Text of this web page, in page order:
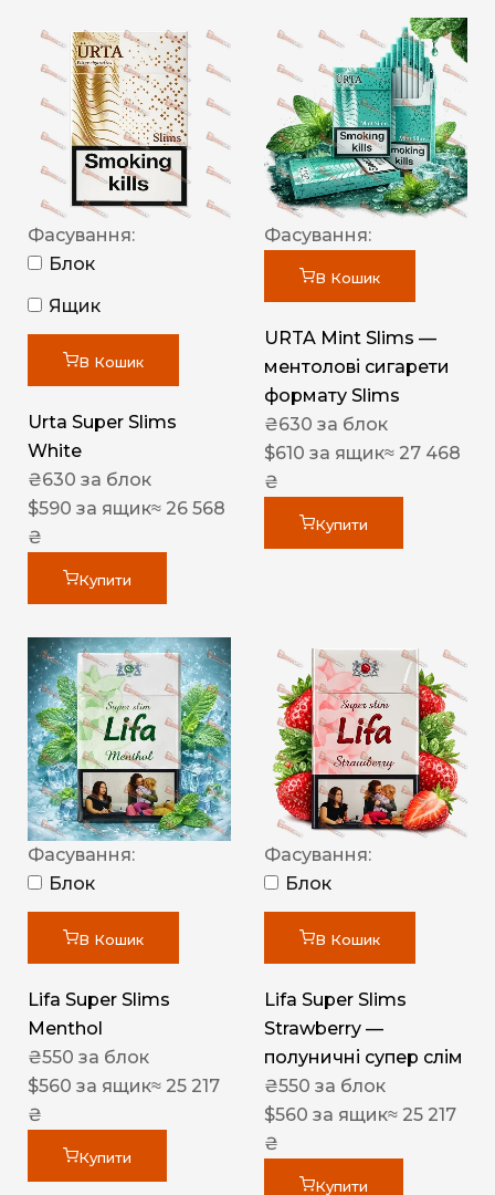
Фасування:
Блок
Ящик
В Кошик
Urta Super Slims
White
₴630 за блок
$590 за ящик≈ 26 568
₴
Купити
Фасування:
В Кошик
URTA Mint Slims —
ментолові сигарети
формату Slims
₴630 за блок
$610 за ящик≈ 27 468
₴
Купити
Фасування:
Блок
В Кошик
Lifa Super Slims
Menthol
₴550 за блок
$560 за ящик≈ 25 217
₴
Купити
Фасування:
Блок
В Кошик
Lifa Super Slims
Strawberry —
полуничні супер слім
₴550 за блок
$560 за ящик≈ 25 217
₴
Купити